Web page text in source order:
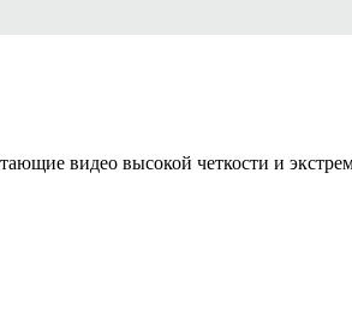
видео высокой четкости и